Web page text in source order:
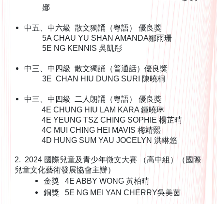
娜
中五、中六級 散文獨誦（粵語） 優良獎
5A CHAU YU SHAN AMANDA鄒雨珊
5E NG KENNIS 吳凱彤
中三、中四級 散文獨誦（普通話）優良獎
3E CHAN HIU DUNG SURI 陳曉桐
中三、中四級 二人朗誦（粵語） 優良獎
4E CHUNG HIU LAM KARA 鍾曉琳
4E YEUNG TSZ CHING SOPHIE 楊芷晴
4C MUI CHING HEI MAVIS 梅靖熙
4D HUNG SUM YAU JOCELYN 洪綝悠
2. 2024 國際兒童及青少年徵文大賽 （高中組）（國際
兒童文化藝術發展協會主辦）
金獎​​​ 4E ABBY WONG 黃柏晴
銅獎 5E NG MEI YAN CHERRY吳美茵